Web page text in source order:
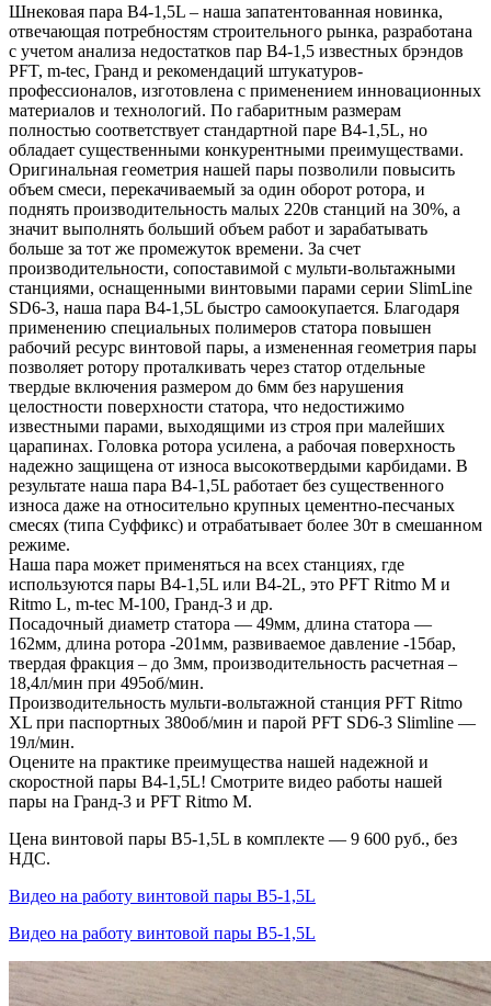
Шнековая пара В4-1,5L – наша запатентованная новинка,
отвечающая потребностям строительного рынка, разработана
с учетом анализа недостатков пар В4-1,5 известных брэндов
PFT, m-tec, Гранд и рекомендаций штукатуров-
профессионалов, изготовлена с применением инновационных
материалов и технологий. По габаритным размерам
полностью соответствует стандартной паре В4-1,5L, но
обладает существенными конкурентными преимуществами.
Оригинальная геометрия нашей пары позволили повысить
объем смеси, перекачиваемый за один оборот ротора, и
поднять производительность малых 220в станций на 30%, а
значит выполнять больший объем работ и зарабатывать
больше за тот же промежуток времени. За счет
производительности, сопоставимой с мульти-вольтажными
станциями, оснащенными винтовыми парами серии SlimLine
SD6-3, наша пара В4-1,5L быстро самоокупается. Благодаря
применению специальных полимеров статора повышен
рабочий ресурс винтовой пары, а измененная геометрия пары
позволяет ротору проталкивать через статор отдельные
твердые включения размером до 6мм без нарушения
целостности поверхности статора, что недостижимо
известными парами, выходящими из строя при малейших
царапинах. Головка ротора усилена, а рабочая поверхность
надежно защищена от износа высокотвердыми карбидами. В
результате наша пара В4-1,5L работает без существенного
износа даже на относительно крупных цементно-песчаных
смесях (типа Суффикс) и отрабатывает более 30т в смешанном
режиме.
Наша пара может применяться на всех станциях, где
используются пары В4-1,5L или В4-2L, это PFT Ritmo M и
Ritmo L, m-tec M-100, Гранд-3 и др.
Посадочный диаметр статора — 49мм, длина статора —
162мм, длина ротора -201мм, развиваемое давление -15бар,
твердая фракция – до 3мм, производительность расчетная –
18,4л/мин при 495об/мин.
Производительность мульти-вольтажной станция PFT Ritmo
XL при паспортных 380об/мин и парой PFT SD6-3 Slimline —
19л/мин.
Оцените на практике преимущества нашей надежной и
скоростной пары В4-1,5L! Смотрите видео работы нашей
пары на Гранд-3 и PFT Ritmo M.
Цена винтовой пары В5-1,5L в комплекте — 9 600 руб., без
НДС.
Видео на работу винтовой пары В5-1,5L
Видео на работу винтовой пары В5-1,5L